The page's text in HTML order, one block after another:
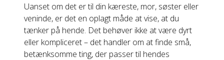
Uanset om det er til din kæreste, mor, søster eller
veninde, er det en oplagt måde at vise, at du
tænker på hende. Det behøver ikke at være dyrt
eller kompliceret – det handler om at finde små,
betænksomme ting, der passer til hendes